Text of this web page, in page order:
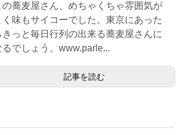
の蕎麦屋さん、めちゃくちゃ雰囲気が
く味もサイコーでした。東京にあった
きっと毎日行列の出来る蕎麦屋さんに
るでしょう。www.parle...
記事を読む